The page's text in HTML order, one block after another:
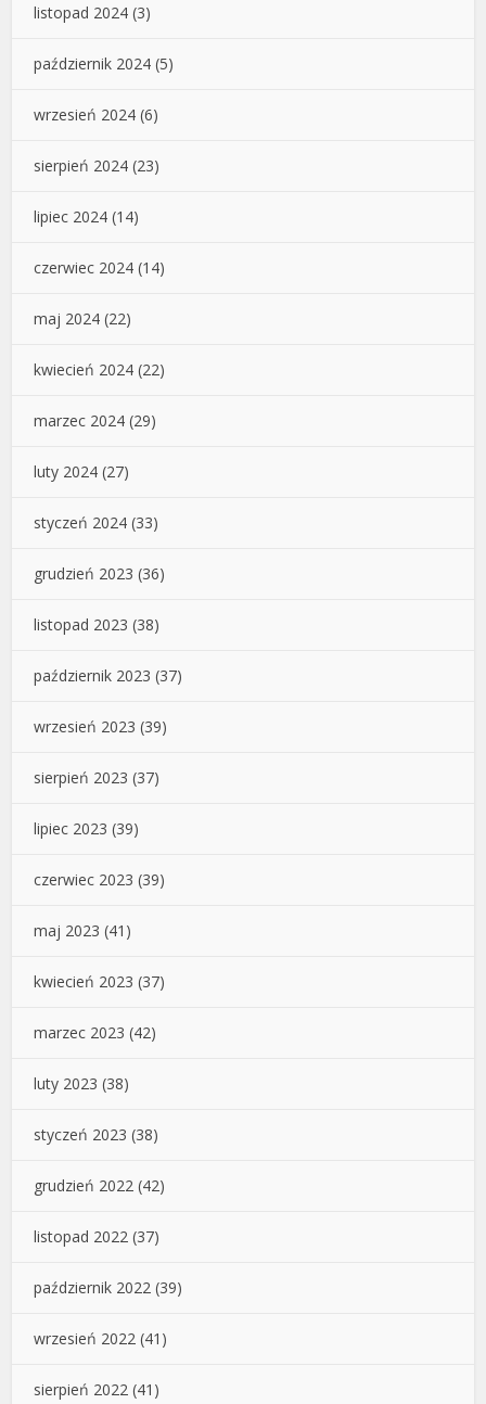
listopad 2024 (3)
październik 2024 (5)
wrzesień 2024 (6)
sierpień 2024 (23)
lipiec 2024 (14)
czerwiec 2024 (14)
maj 2024 (22)
kwiecień 2024 (22)
marzec 2024 (29)
luty 2024 (27)
styczeń 2024 (33)
grudzień 2023 (36)
listopad 2023 (38)
październik 2023 (37)
wrzesień 2023 (39)
sierpień 2023 (37)
lipiec 2023 (39)
czerwiec 2023 (39)
maj 2023 (41)
kwiecień 2023 (37)
marzec 2023 (42)
luty 2023 (38)
styczeń 2023 (38)
grudzień 2022 (42)
listopad 2022 (37)
październik 2022 (39)
wrzesień 2022 (41)
sierpień 2022 (41)